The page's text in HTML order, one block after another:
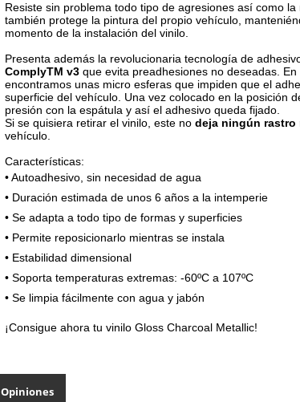
Resiste sin problema todo tipo de agresiones así como
también protege la pintura del propio vehículo,
momento de la instalación del vinilo.
Presenta además la revolucionaria tecnología de
ComplyTM v3que evita preadhesiones no deseadas.
encontramos unas micro esferas que impiden que el
superficie del vehículo. Una vez colocado en la posición
presión con la espátula y así el adhesivo queda fijado.
Si se quisiera retirar el vinilo, este nodeja ningún rastro
vehículo.
Características:
• Autoadhesivo, sin necesidad de agua
• Duración estimada de unos 6 años a la intemperie
• Se adapta a todo tipo de formas y superficies
• Permite reposicionarlo mientras se instala
• Estabilidad dimensional
• Soporta temperaturas extremas: -60ºC a 107ºC
• Se limpia fácilmente con agua y jabón
¡Consigue ahora tu vinilo Gloss Charcoal Metallic!
Opiniones